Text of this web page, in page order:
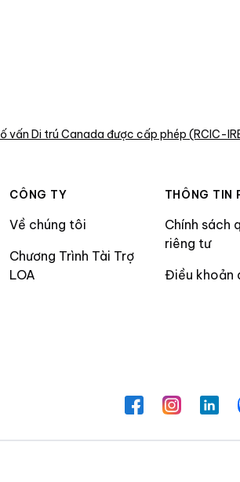
vấn Di trú Canada được cấp phép (RCIC-
CÔNG TY
Về chúng tôi
Chương Trình Tài Trợ
LOA
THÔNG TIN
Chính sách
riêng tư
Điều khoản
FacebookInstagram